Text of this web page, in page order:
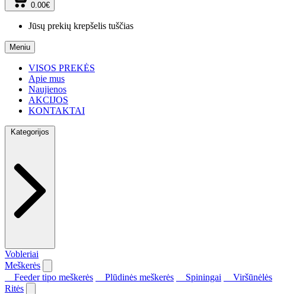
0.00€
Jūsų prekių krepšelis tuščias
Meniu
VISOS PREKĖS
Apie mus
Naujienos
AKCIJOS
KONTAKTAI
Kategorijos
Vobleriai
Meškerės
Feeder tipo meškerės
Plūdinės meškerės Spiningai
Viršūnėlės
Ritės